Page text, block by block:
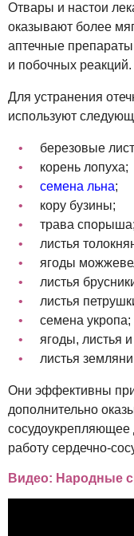
Отвары и настои
оказывают более
аптечные
и побочных реакций.
Для устранения
используют
березовые
корень лопуха;
семена льна;
кору бузины;
трава спорыша;
листья
ягоды
листья
листья
семена укропа;
ягоды, листья
листья
Они эффективны при
дополнительно
сосудоукрепляющее
работу сердечно-
Видео: Народные